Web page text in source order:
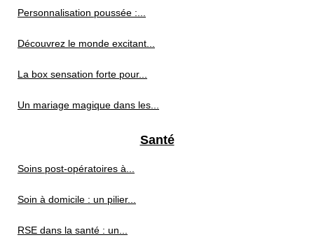
Personnalisation poussée :...
Découvrez le monde excitant...
La box sensation forte pour...
Un mariage magique dans les...
Santé
Soins post‑opératoires à...
Soin à domicile : un pilier...
RSE dans la santé : un...